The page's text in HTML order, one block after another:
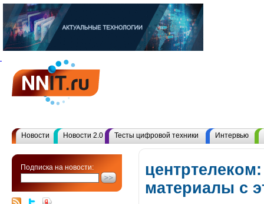
Новости Новости 2.0 Тесты цифровой техники Интервью
Подписка на новости:
материалы с